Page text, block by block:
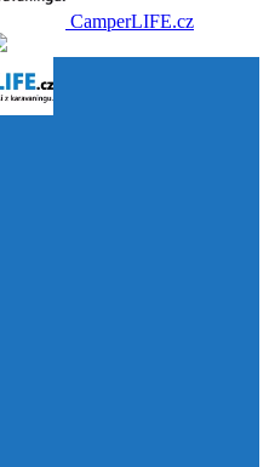
CamperLIFE.cz